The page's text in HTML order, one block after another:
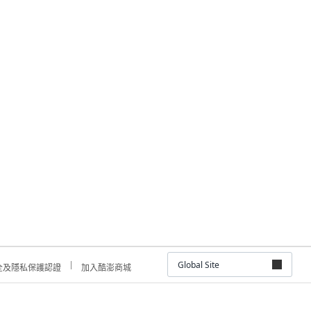
及隱私保護認證 加入酷澎商城 Global Site